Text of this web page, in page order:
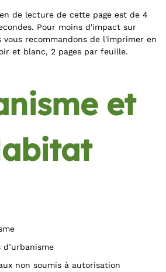
de lecture de cette page est de 4
Pour moins d'impact sur
vous recommandons de l'imprimer en
et blanc, 2 pages par feuille.
et
d’urbanisme
non soumis à autorisation